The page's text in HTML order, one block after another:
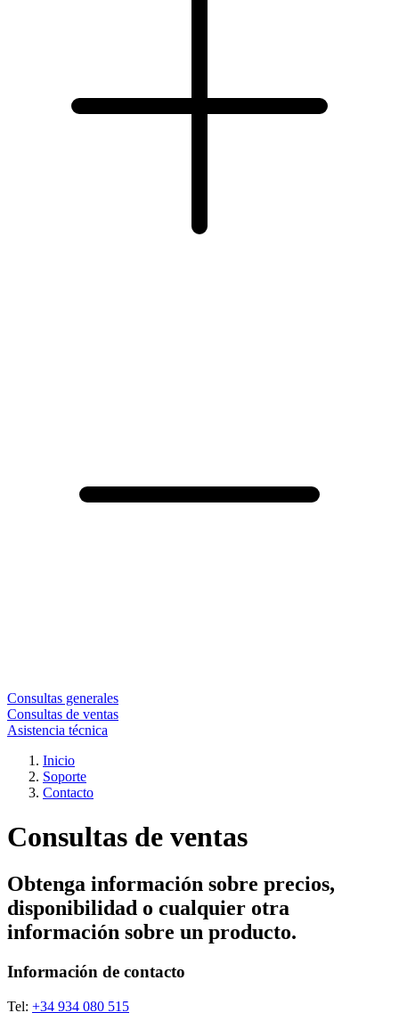
Consultas generales
Consultas de ventas
Asistencia técnica
Inicio
Soporte
Contacto
Consultas de ventas
Obtenga información sobre precios,
disponibilidad o cualquier otra
información sobre un producto.
Información de contacto
Tel: +34 934 080 515